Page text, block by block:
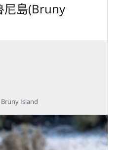
尼島(Bruny
Island